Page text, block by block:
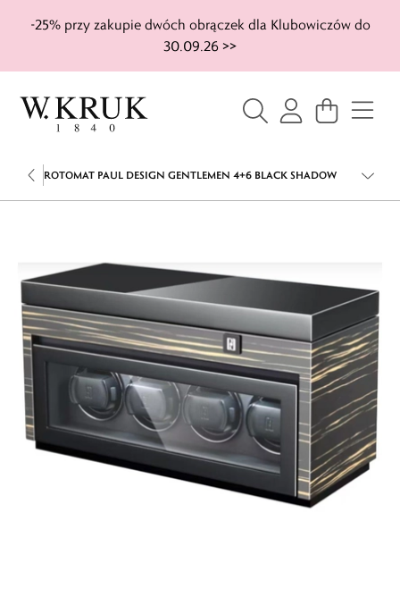
-25% przy zakupie dwóch obrączek dla Klubowiczów do
30.09.26 >>
ROTOMAT PAUL DESIGN GENTLEMEN 4+6 BLACK SHADOW